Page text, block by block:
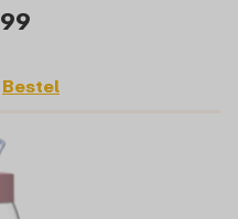
99
Bestel